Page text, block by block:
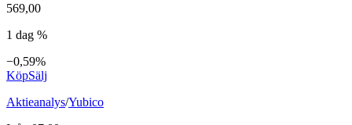
569,00
1 dag %
−0,59%
KöpSälj
Aktieanalys/Yubico